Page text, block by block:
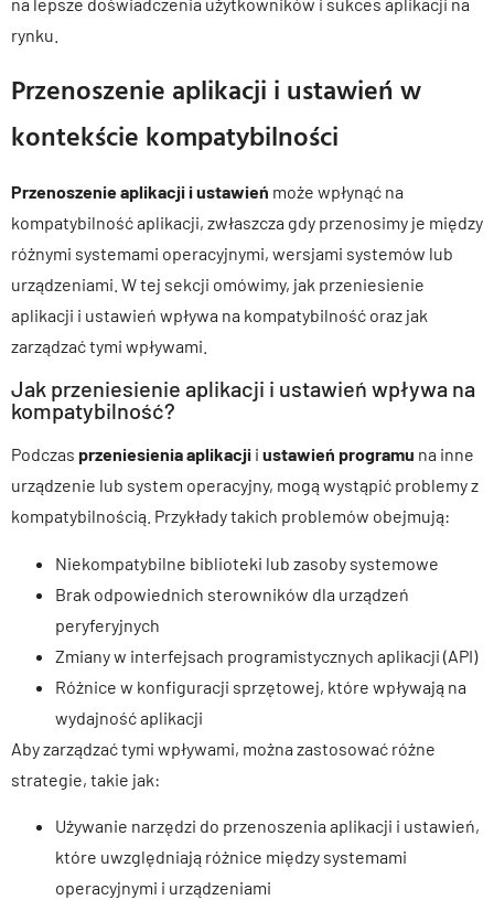
rynku.
Przenoszenie aplikacji i ustawień w
kontekście kompatybilności
Przenoszenie aplikacji i ustawień może wpłynąć na
kompatybilność aplikacji, zwłaszcza gdy przenosimy je między
różnymi systemami operacyjnymi, wersjami systemów lub
urządzeniami. W tej sekcji omówimy, jak przeniesienie
aplikacji i ustawień wpływa na kompatybilność oraz jak
zarządzać tymi wpływami.
Jak przeniesienie aplikacji i ustawień wpływa na
kompatybilność?
Podczas przeniesienia aplikacji i ustawień programu na inne
urządzenie lub system operacyjny, mogą wystąpić problemy z
kompatybilnością. Przykłady takich problemów obejmują:
Niekompatybilne biblioteki lub zasoby systemowe
Brak odpowiednich sterowników dla urządzeń
peryferyjnych
Zmiany w interfejsach programistycznych aplikacji (API)
Różnice w konfiguracji sprzętowej, które wpływają na
wydajność aplikacji
Aby zarządzać tymi wpływami, można zastosować różne
strategie, takie jak:
Używanie narzędzi do przenoszenia aplikacji i ustawień,
które uwzględniają różnice między systemami
operacyjnymi i urządzeniami